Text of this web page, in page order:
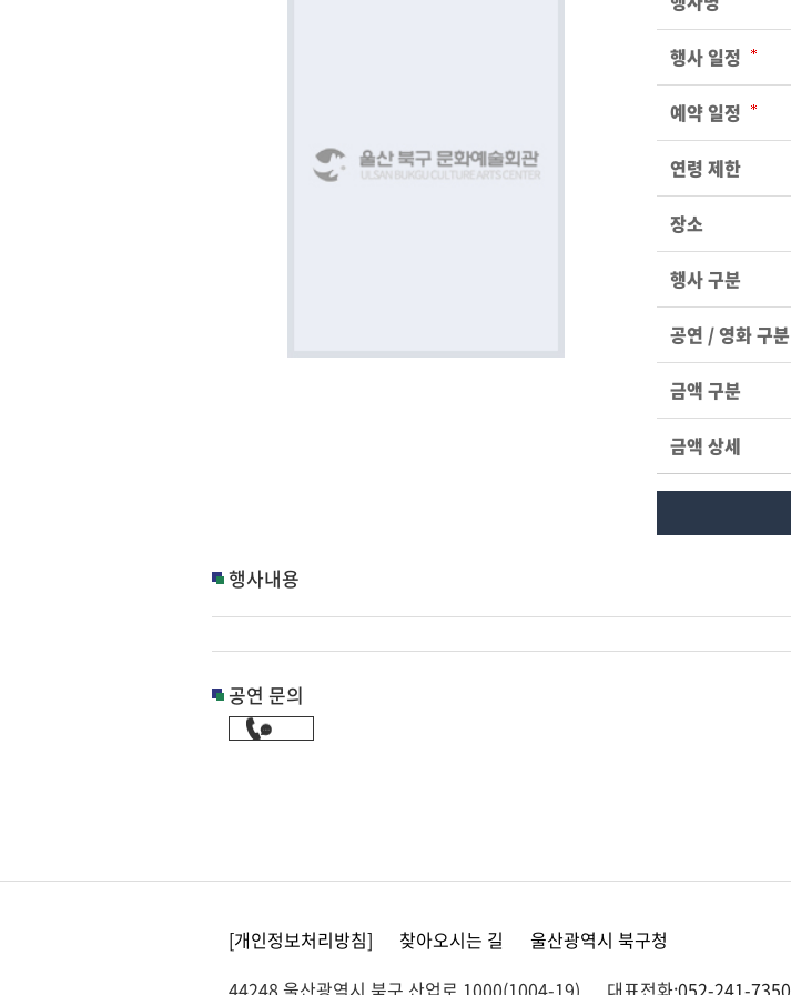
행사 일정
예약 일정
연령 제한
장소
행사 구분
공연 / 영화 구분
금액 구분
금액 상세
행사내용
공연 문의
[개인정보처리방침] 찾아오시는 길
울산광역시 북구청
44248 울산광역시 북구 산업로 1000(1004-19)
대표전화:052-241-7350